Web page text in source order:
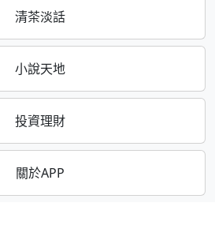
清茶淡話
小說天地
投資理財
關於APP